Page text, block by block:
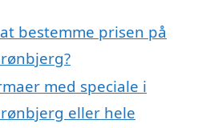
bestemme prisen på
med speciale i
eller hele